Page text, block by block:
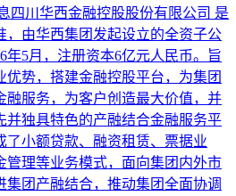
四川华西金融控股股份有限公司 是
，由华西集团发起设立的全资子公
年5月，注册资本6亿元人民币。旨
优势，搭建金融控股平台，为集团
融服务，为客户创造最大价值，并
并独具特色的产融结合金融服务平
了小额贷款、融资租赁、票据业
管理等业务模式，面向集团内外市
集团产融结合，推动集团全面协调